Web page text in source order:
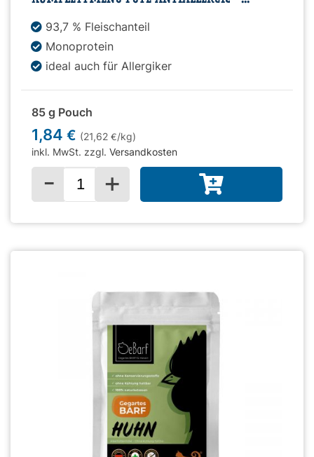
93,7 % Fleischanteil
Monoprotein
ideal auch für Allergiker
85 g Pouch
1,84 € (21,62 €/kg)
inkl. MwSt. zzgl. Versandkosten
- +